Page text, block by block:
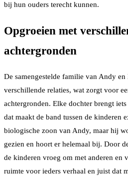
bij hun ouders terecht kunnen.
Opgroeien met
achtergronden
De samengestelde familie van Andy
verschillende relaties, wat zorgt voor
achtergronden. Elke dochter brengt
dat maakt de band tussen de kinderen
biologische zoon van Andy, maar hij
gezien en hoort er helemaal bij. Door
de kinderen vroeg om met anderen en
ruimte voor ieders verhaal en juist dat